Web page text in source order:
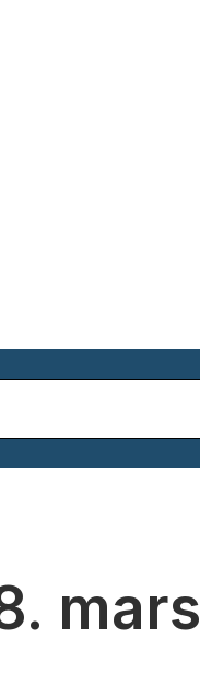
mars